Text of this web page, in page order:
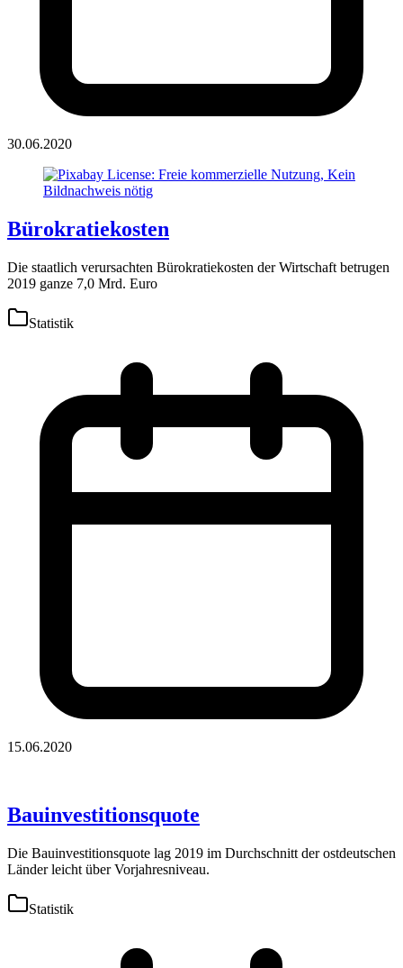
30.06.2020
Bürokratiekosten
Die staatlich verursachten Bürokratiekosten der Wirtschaft betrugen
2019 ganze 7,0 Mrd. Euro
Statistik
15.06.2020
Bauinvestitionsquote
Die Bauinvestitionsquote lag 2019 im Durchschnitt der ostdeutschen
Länder leicht über Vorjahresniveau.
Statistik